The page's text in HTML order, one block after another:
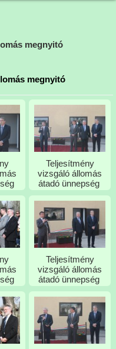
megnyitó
megnyitó
Teljesítmény
vizsgáló állomás
átadó ünnepség
Teljesítmény
vizsgáló állomás
átadó ünnepség